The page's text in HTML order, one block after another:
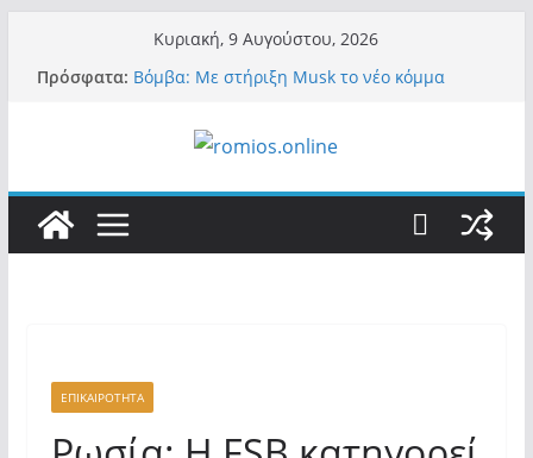
περιεχόμενο
Κυριακή, 9 Αυγούστου, 2026
Πρόσφατα: Βόμβα: Με στήριξη Musk το νέο κόμμα
πανικό, πατριωτικό τσουνάμι σαρώνει την
εγκλήματά του στην πανδημία – Στην Ελλάδα
τον έκαναν μέλος της Ακαδημίας Αθηνών!
Οι ρυθμιστές – Σαμαράς και Κασιδιάρης θα
το διεφθαρμένο σύστημα εξουσίας»
ΕΠΙΚΑΙΡΟΤΗΤΑ